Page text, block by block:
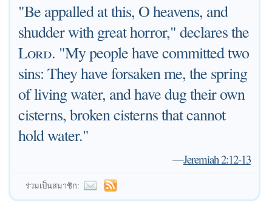
"Be appalled at this, O heavens, and
shudder with great horror," declares the
Lord. "My people have committed two
sins: They have forsaken me, the spring
of living water, and have dug their own
cisterns, broken cisterns that cannot
hold water."
—Jeremiah 2:12-13
ร่วมเป็นสมาชิก: